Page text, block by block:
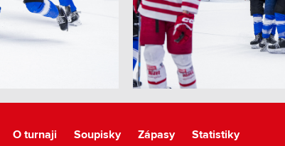
O turnaji Soupisky Zápasy Statistiky